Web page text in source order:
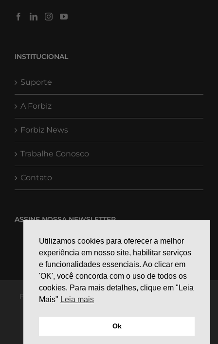
INSTITUCIONAL
Suporte
A Forbiz
Forbiz News
Trabalhe Conosco
Contato
ASSINE NOSSA NEWSLETTER
Forbiz Business Software |
Utilizamos cookies para oferecer a melhor
experiência em nosso site, habilitar serviços
e funcionalidades essenciais. Ao clicar em
'OK', você concorda com o uso de todos os
cookies. Para mais detalhes, clique em "Leia
Mais" Leia mais
Ok